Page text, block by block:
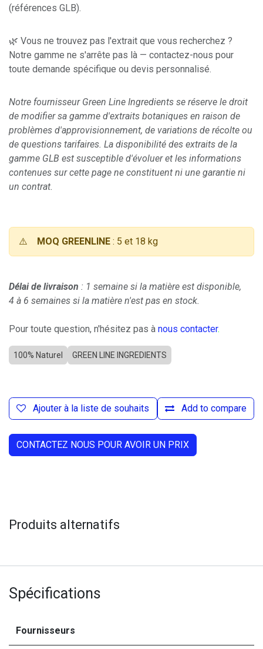
(références GLB).
🌿 Vous ne trouvez pas l'extrait que vous recherchez ?
Notre gamme ne s'arrête pas là — contactez-nous pour
toute demande spécifique ou devis personnalisé.
Notre fournisseur Green Line Ingredients se réserve le droit
de modifier sa gamme d'extraits botaniques en raison de
problèmes d'approvisionnement, de variations de récolte ou
de questions tarifaires. La disponibilité des extraits de la
gamme GLB est susceptible d'évoluer et les informations
contenues sur cette page ne constituent ni une garantie ni
un contrat.
⚠️ MOQ GREENLINE : 5 et 18 kg
Délai de livraison : 1 semaine si la matière est disponible,
4 à 6 semaines si la matière n'est pas en stock.
Pour toute question, n'hésitez pas à nous contacter.
100% Naturel GREEN LINE INGREDIENTS
Add to compare
Ajouter à la liste de souhaits
CONTACTEZ NOUS POUR AVOIR UN PRIX
Produits alternatifs
Spécifications
Fournisseurs